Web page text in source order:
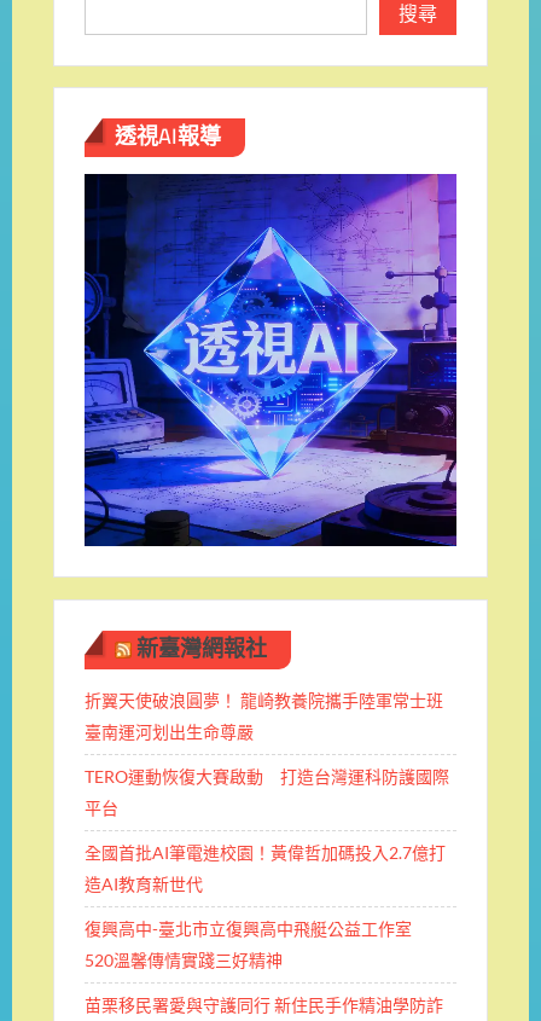
搜尋
透視AI報導
新臺灣網報社
折翼天使破浪圓夢！ 龍崎教養院攜手陸軍常士班 ​
臺南運河划出生命尊嚴
TERO運動恢復大賽啟動 打造台灣運科防護國際
平台
全國首批AI筆電進校園！黃偉哲加碼投入2.7億打
造AI教育新世代
復興高中-臺北市立復興高中飛艇公益工作室
520溫馨傳情實踐三好精神
苗栗移民署愛與守護同行 新住民手作精油學防詐